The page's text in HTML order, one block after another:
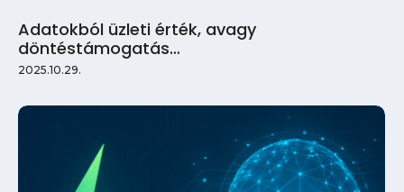
Adatokból üzleti érték, avagy
döntéstámogatás…
2025.10.29.